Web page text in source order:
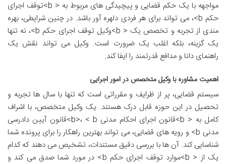
مواجهه با یک حکم قضایی و پیچیدگی های مربوط به < b>توقف اجرای
حکم b>، می تواند برای هر فردی دلهره آور باشد. در چنین شرایطی، بهره
مندی از تجربه و تخصص یک < b>وکیل توقف اجرای حکم b>، نه تنها
یک گزینه، بلکه اغلب یک ضرورت است. وکیل می تواند نقش یک
راهنمای دانا و مدافع قدرتمند را ایفا کند.
اهمیت مشاوره با وکیل متخصص در امور اجرایی
سیستم قضایی، پر از ظرایف و مقرراتی است که تنها با سال ها تجربه و
تحصیل در این حوزه قابل درک هستند. یک وکیل متخصص، با اشراف
کامل به < b>قانون اجرای احکام مدنی b>، < b>قانون آیین دادرسی
مدنی b> و رویه های قضایی، می تواند بهترین راهکار را برای پرونده شما
شناسایی کند. آن ها با بررسی دقیق مستندات، تشخیص می دهند که کدام
یک از < b>موارد توقف اجرای حکم b> در مورد شما صدق می کند و